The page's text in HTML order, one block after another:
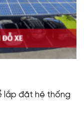
lắp đặt hệ thống